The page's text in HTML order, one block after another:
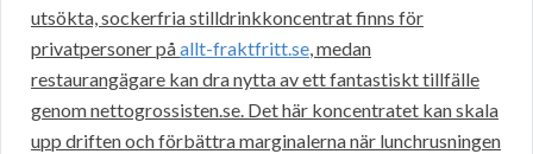
utsökta, sockerfria stilldrinkkoncentrat finns för
privatpersoner påallt-fraktfritt.se, medan
restaurangägare kan dra nytta av ett fantastiskt tillfälle
genom nettogrossisten.se. Det här koncentratet kan skala
upp driften och förbättra marginalerna när lunchrusningen